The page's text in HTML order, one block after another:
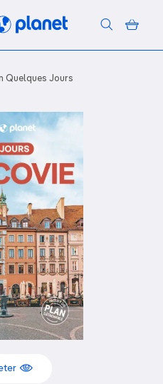
Quelques Jours